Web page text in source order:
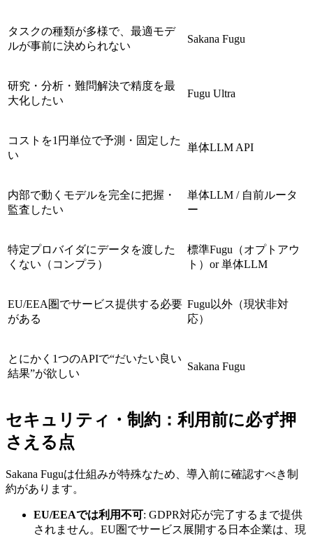
タスクの種類が多様で、最適モデ
ルが事前に決められない
Sakana Fugu
研究・分析・難問解決で精度を最
大化したい
Fugu Ultra
コストを1円単位で予測・固定した
い
単体LLM API
内部で動くモデルを完全に把握・
監査したい
単体LLM / 自前ルータ
ー
特定プロバイダにデータを渡した
くない（コンプラ）
標準Fugu（オプトアウ
ト）or 単体LLM
EU/EEA圏でサービス提供する必要
がある
Fugu以外（現状非対
応）
とにかく1つのAPIで“だいたい良い
結果”が欲しい
Sakana Fugu
セキュリティ・制約：利用前に必ず押
さえる点
Sakana Fuguは仕組みが特殊なため、導入前に確認すべき制
約があります。
EU/EEAでは利用不可: GDPR対応が完了するまで提供
されません。EU圏でサービス展開する日本企業は、現